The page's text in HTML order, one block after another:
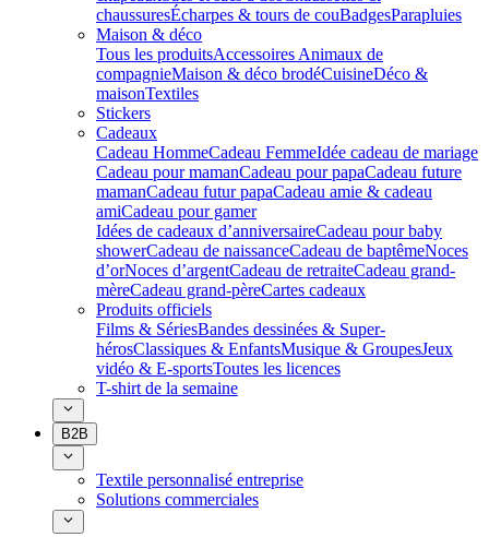
chaussuresÉcharpes & tours de couBadgesParapluies
Maison & déco
Tous les produitsAccessoires Animaux de
compagnieMaison & déco brodéCuisineDéco &
maisonTextiles
Stickers
Cadeaux
Cadeau HommeCadeau FemmeIdée cadeau de mariage​
Cadeau pour mamanCadeau pour papaCadeau future
mamanCadeau futur papaCadeau amie & cadeau
amiCadeau pour gamer
Idées de cadeaux d’anniversaireCadeau pour baby
showerCadeau de naissanceCadeau de baptêmeNoces
d’orNoces d’argentCadeau de retraiteCadeau grand-
mèreCadeau grand-pèreCartes cadeaux
Produits officiels
Films & SériesBandes dessinées & Super-
hérosClassiques & EnfantsMusique & GroupesJeux
vidéo & E-sportsToutes les licences
T-shirt de la semaine
B2B
Textile personnalisé entreprise
Solutions commerciales